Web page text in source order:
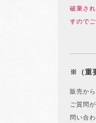
破棄さ
すので
※（重
販売か
ご質問
問い合